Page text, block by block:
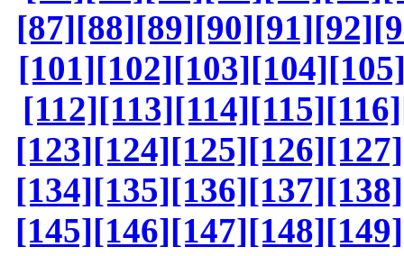
[87][88][89][90][91][92]
[101][102][103][104]
[112][113][114][115][116]
[123][124][125][126][127]
[134][135][136][137][138]
[145][146][147][148][149]